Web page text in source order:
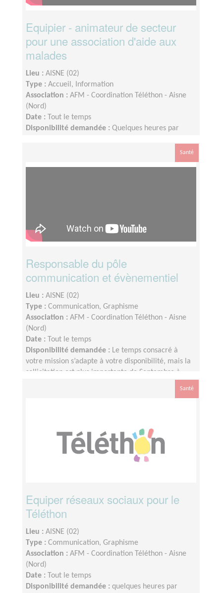
Equipier - animateur de secteur
pour une association d'aide aux
malades
Lieu : AISNE (02)
Type : Accueil, Information
Association : AFM - Coordination Téléthon - Aisne
(Nord)
Date :
Tout le temps
Disponibilité demandée : Quelques heures par
Santé
Responsable du pôle
communication et évènementiel
Lieu : AISNE (02)
Type : Communication, Graphisme
Association : AFM - Coordination Téléthon - Aisne
(Nord)
Date :
Tout le temps
Disponibilité demandée : Le temps consacré à
votre mission s’adapte à votre disponibilité, mais la
sollicitation est plus importante de Septembre à
Santé
Equiper réseaux sociaux pour le
Téléthon
Lieu : AISNE (02)
Type : Communication, Graphisme
Association : AFM - Coordination Téléthon - Aisne
(Nord)
Date :
Tout le temps
Disponibilité demandée : quelques heures par